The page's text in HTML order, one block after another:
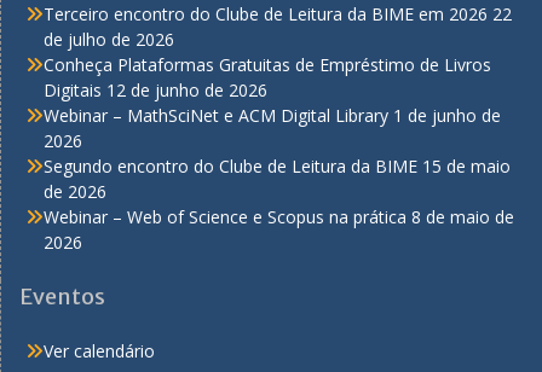
Terceiro encontro do Clube de Leitura da BIME em 2026 22
de julho de 2026
Conheça Plataformas Gratuitas de Empréstimo de Livros
Digitais 12 de junho de 2026
Webinar – MathSciNet e ACM Digital Library 1 de junho de
2026
Segundo encontro do Clube de Leitura da BIME 15 de maio
de 2026
Webinar – Web of Science e Scopus na prática 8 de maio de
2026
Eventos
Ver calendário